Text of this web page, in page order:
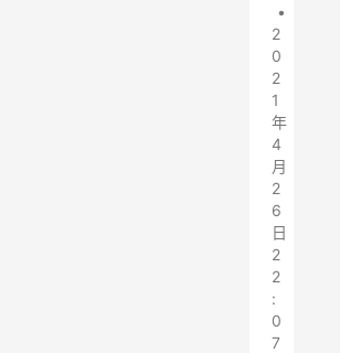
•
2
0
2
1
年
4
月
2
6
日
2
2
:
0
7